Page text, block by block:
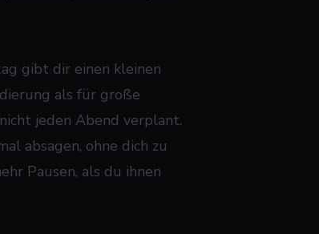
gibt dir einen kleinen
als für große
jeden Abend verplant.
absagen, ohne dich zu
Pausen, als du ihnen